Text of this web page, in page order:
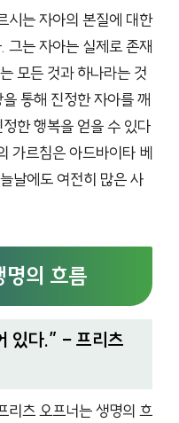
시는 자아의 본질에 대한
그는 자아는 실제로 존재
모든 것과 하나라는 것
통해 진정한 자아를 깨
한 행복을 얻을 수 있다
가르침은 아드바이타 베
날에도 여전히 많은 사
의 흐름
있다.” – 프리츠
리츠 오프너는 생명의 흐